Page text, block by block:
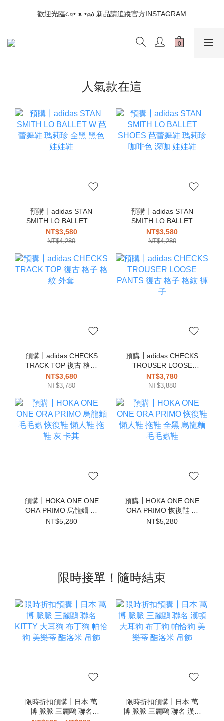
📣如果遇到結帳沒有反應，請另開瀏覽器 (不要直接從ig連結網站
下單)
歡迎光臨૮⍝• ᴥ •⍝ა 新品請追蹤官方INSTAGRAM
📣如果遇到結帳沒有反應，請另開瀏覽器 (不要直接從ig連結網站
人氣款在這
預購┃adidas STAN
SMITH LO BALLET W
芭蕾舞鞋 瑪莉珍 全黑 黑
色 娃娃鞋
NT$3,580
NT$4,280
預購┃adidas STAN
SMITH LO BALLET
SHOES 芭蕾舞鞋 瑪莉珍
咖啡色 深咖 娃娃鞋
NT$3,580
NT$4,280
預購┃adidas CHECKS
TRACK TOP 復古 格子
格紋 外套
NT$3,680
NT$3,780
預購┃adidas CHECKS
TROUSER LOOSE
PANTS 復古 格子 格紋
褲子
NT$3,780
NT$3,880
預購┃HOKA ONE ONE
ORA PRIMO 烏龍麵 毛
毛蟲 恢復鞋 懶人鞋 拖鞋
NT$5,280
預購┃HOKA ONE ONE
ORA PRIMO 恢復鞋 懶
人鞋 拖鞋 全黑 烏龍麵 毛
NT$5,280
限時接單！隨時結束
限時折扣預購┃日本 萬
博 脈脈 三麗鷗 聯名
限時折扣預購┃日本 萬
博 脈脈 三麗鷗 聯名 漢頓